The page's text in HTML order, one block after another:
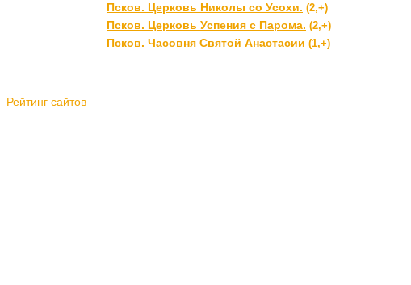
Псков. Церковь Николы со Усохи. (2,+)
Псков. Церковь Успения с Парома. (2,+)
Псков. Часовня Святой Анастасии (1,+)
Рейтинг сайтов